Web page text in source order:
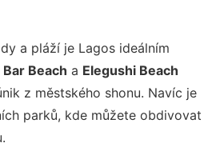
a pláží je Lagos ideálním
Bar Beach a Elegushi Beach
z městského shonu. Navíc je
parků, kde můžete obdivovat